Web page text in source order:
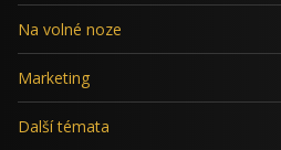
Na volné noze
Marketing
Další témata